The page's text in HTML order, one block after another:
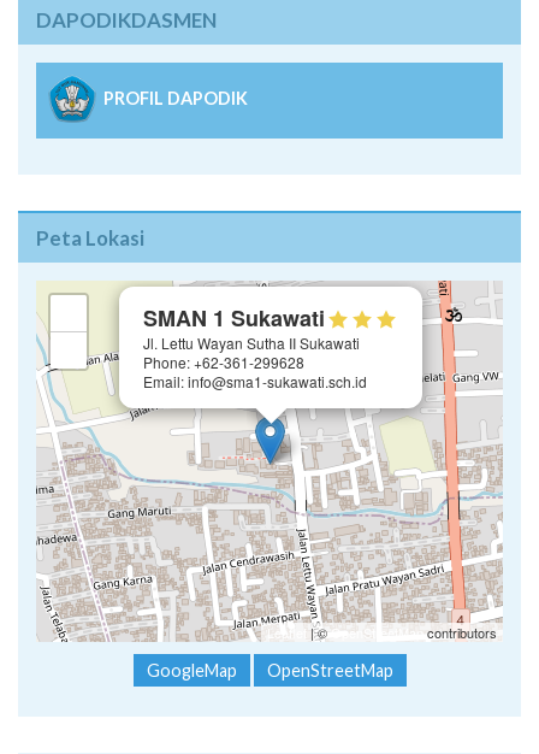
DAPODIKDASMEN
PROFIL DAPODIK
Peta Lokasi
SMAN 1 Sukawati
Jl. Lettu Wayan Sutha II Sukawati
Phone: +62-361-299628
Email: info@sma1-sukawati.sch.id
Leaflet | ©OpenStreetMap contributors
GoogleMap OpenStreetMap